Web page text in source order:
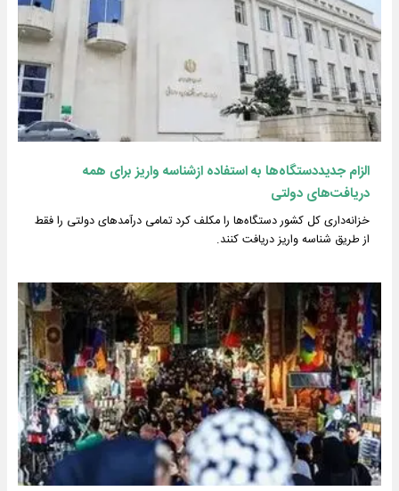
الزام جدیددستگاه‌ها به استفاده ازشناسه واریز برای همه
دریافت‌های دولتی
خزانه‌داری کل کشور دستگاه‌ها را مکلف کرد تمامی درآمدهای دولتی را فقط
از طریق شناسه واریز دریافت کنند.